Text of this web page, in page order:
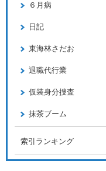
６月病
日記
東海林さだお
退職代行業
仮装身分捜査
抹茶ブーム
索引ランキング